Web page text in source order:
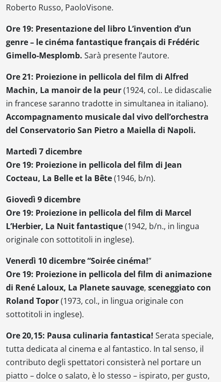
Roberto Russo, PaoloVisone.
Ore 19: Presentazione del libro L’invention d’un
genre – le cinéma fantastique françaisdi Frédéric
Gimello-Mesplomb. Sarà presente l’autore.
Ore 21: Proiezione in pellicola del film di Alfred
Machin, La manoir de la peur(1924, col.. Le didascalie
in francese saranno tradotte in simultanea in italiano).
Accompagnamento musicale dal vivo dell’orchestra
del Conservatorio San Pietro a Maiella di Napoli.
Martedì 7 dicembre
Ore 19: Proiezione in pellicola del film di Jean
Cocteau, La Belle et la Bête(1946, b/n).
Giovedì 9 dicembre
Ore 19: Proiezione in pellicola del film di Marcel
L’Herbier, La Nuit fantastique(1942, b/n., in lingua
originale con sottotitoli in inglese).
Venerdì 10 dicembre “Soirée cinéma!”
Ore 19: Proiezione in pellicola del film di animazione
di René Laloux, La Planete sauvage, sceneggiato con
Roland Topor(1973, col., in lingua originale con
sottotitoli in inglese).
Ore 20,15: Pausa culinaria fantastica! Serata speciale,
tutta dedicata al cinema e al fantastico. In tal senso, il
contributo degli spettatori consisterà nel portare un
piatto – dolce o salato, è lo stesso – ispirato, per gusto,